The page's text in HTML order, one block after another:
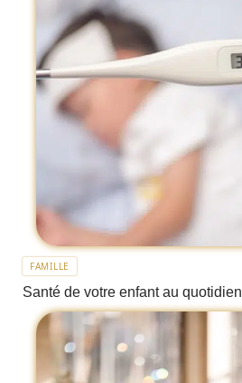
FAMILLE
Santé de votre enfant au quotidien